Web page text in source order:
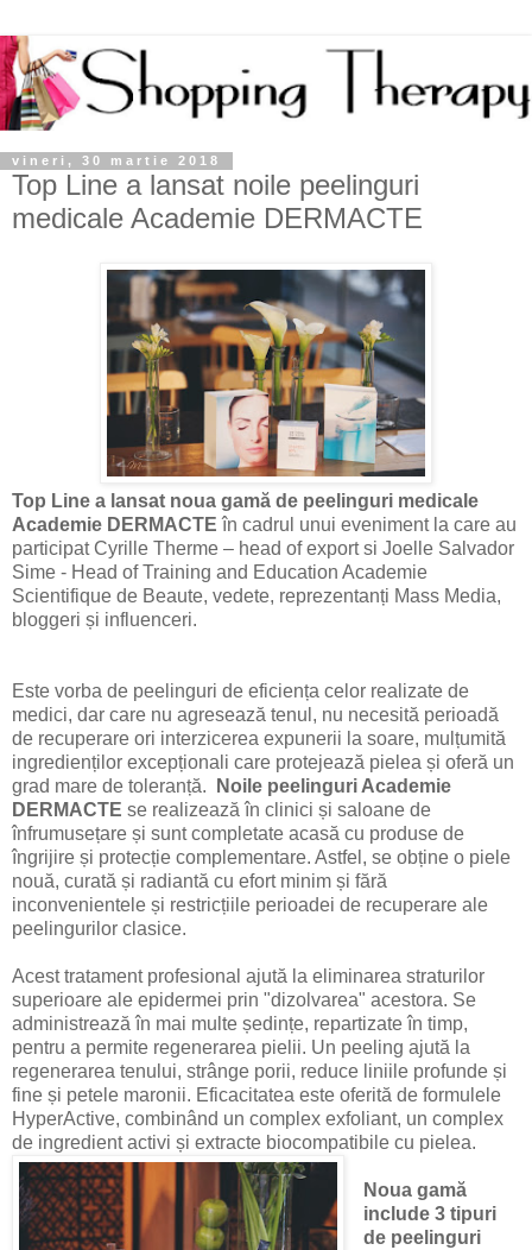
vineri, 30 martie 2018
Top Line a lansat noile peelinguri
medicale Academie DERMACTE
Top Line a lansat noua gamă de peelinguri medicale
Academie DERMACTE în cadrul unui eveniment la care au
participat Cyrille Therme – head of export si Joelle Salvador
Sime - Head of Training and Education Academie
Scientifique de Beaute, vedete, reprezentanți Mass Media,
bloggeri și influenceri.
Este vorba de peelinguri de eficiența celor realizate de
medici, dar care nu agresează tenul, nu necesită perioadă
de recuperare ori interzicerea expunerii la soare, mulțumită
ingredienților excepționali care protejează pielea și oferă un
grad mare de toleranță.
Noile peelinguri Academie
DERMACTE se realizează în clinici și saloane de
înfrumusețare și sunt completate acasă cu produse de
îngrijire și protecție complementare. Astfel, se obține o piele
nouă, curată și radiantă cu efort minim și fără
inconvenientele și restricțiile perioadei de recuperare ale
peelingurilor clasice.
Acest tratament profesional ajută la eliminarea straturilor
superioare ale epidermei prin "dizolvarea" acestora. Se
administrează în mai multe ședințe, repartizate în timp,
pentru a permite regenerarea pielii. Un peeling ajută la
regenerarea tenului, strânge porii, reduce liniile profunde și
fine și petele maronii. Eficacitatea este oferită de formulele
HyperActive, combinând un complex exfoliant, un complex
de ingredient activi și extracte biocompatibile cu pielea.
Noua gamă
include 3 tipuri
de peelinguri